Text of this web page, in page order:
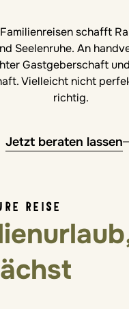
schafft
Seelenruhe. An
Gastgeberschaft
Vielleicht nicht
richtig.
Jetzt beraten lassen
REISE